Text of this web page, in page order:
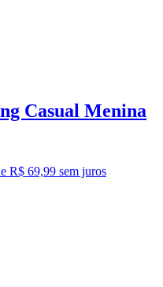
Casual Menina
R$ 69,99 sem juros